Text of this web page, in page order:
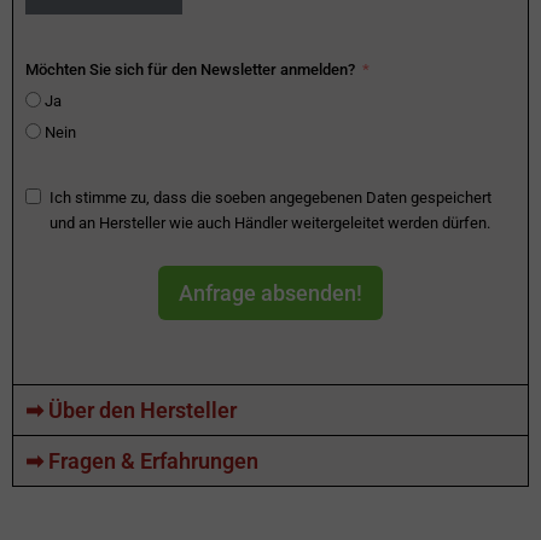
Möchten Sie sich für den Newsletter anmelden?
Ja
Nein
Ich stimme zu, dass die soeben angegebenen Daten gespeichert
und an Hersteller wie auch Händler weitergeleitet werden dürfen.
Anfrage absenden!
➡ Über den Hersteller
➡ Fragen & Erfahrungen